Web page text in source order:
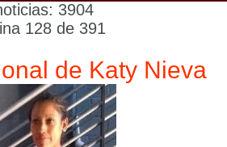
3904
128 de 391
de Katy Nieva